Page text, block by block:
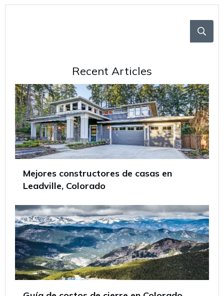
Recent Articles
Mejores constructores de casas en
Leadville, Colorado